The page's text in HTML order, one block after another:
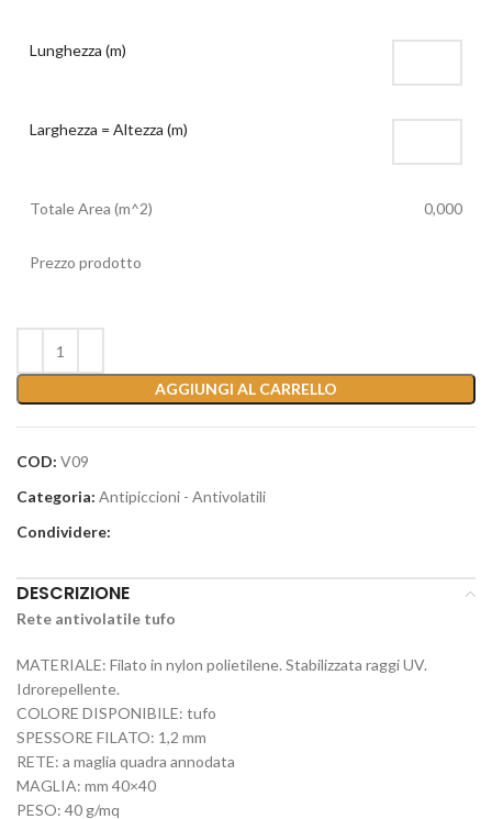
Lunghezza (m)
Larghezza = Altezza (m)
Totale Area (m^2) 0,000
Prezzo prodotto
AGGIUNGI AL CARRELLO
COD: V09
Categoria: Antipiccioni - Antivolatili
Condividere:
DESCRIZIONE
Rete antivolatile tufo
MATERIALE: Filato in nylon polietilene. Stabilizzata raggi UV.
Idrorepellente.
COLORE DISPONIBILE: tufo
SPESSORE FILATO: 1,2 mm
RETE: a maglia quadra annodata
MAGLIA: mm 40×40
PESO: 40 g/mq